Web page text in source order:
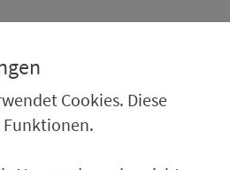
Groß­raum
Cookies. Diese
Funktionen.